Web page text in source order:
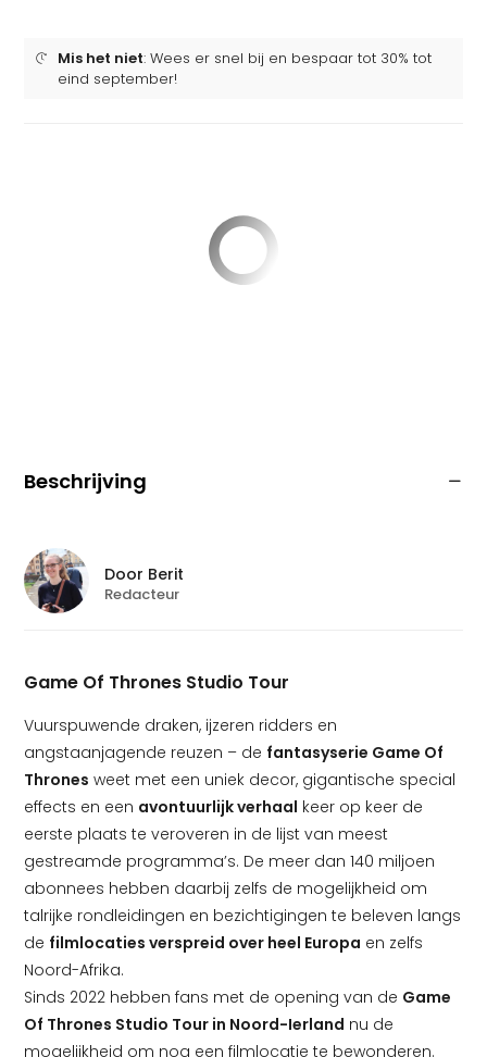
Mis het niet: Wees er snel bij en bespaar tot 30% tot
eind september!
Beschrijving
Game Of Thrones Studio Tour
Vuurspuwende draken, ijzeren ridders en
angstaanjagende reuzen – de fantasyserie Game Of
Thrones weet met een uniek decor, gigantische special
effects en een avontuurlijk verhaal keer op keer de
eerste plaats te veroveren in de lijst van meest
gestreamde programma’s. De meer dan 140 miljoen
abonnees hebben daarbij zelfs de mogelijkheid om
talrijke rondleidingen en bezichtigingen te beleven langs
de filmlocaties verspreid over heel Europa en zelfs
Noord-Afrika.
Sinds 2022 hebben fans met de opening van de Game
Of Thrones Studio Tour in Noord-Ierland nu de
mogelijkheid om nog een filmlocatie te bewonderen.
Door Berit
Redacteur